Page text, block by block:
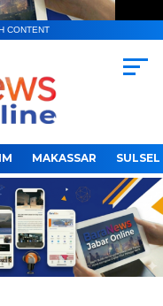
CONTENT
MAKASSAR SULSEL